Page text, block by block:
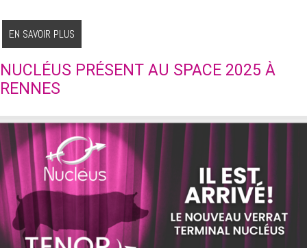
EN SAVOIR PLUS
NUCLÉUS PRÉSENT AU SPACE 2025 À
RENNES